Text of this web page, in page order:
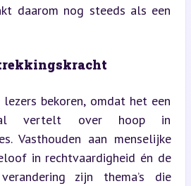
daarom nog steeds als een
bekoren, omdat het een
vertelt over hoop in
Vasthouden aan menselijke
in rechtvaardigheid én de
zijn thema’s die